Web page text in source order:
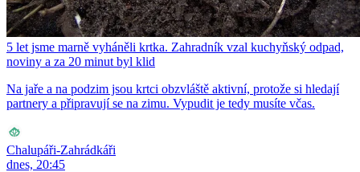
5 let jsme marně vyháněli krtka. Zahradník vzal kuchyňský odpad,
noviny a za 20 minut byl klid
Na jaře a na podzim jsou krtci obzvláště aktivní, protože si hledají
partnery a připravují se na zimu. Vypudit je tedy musíte včas.
Chalupáři-Zahrádkáři
dnes, 20:45